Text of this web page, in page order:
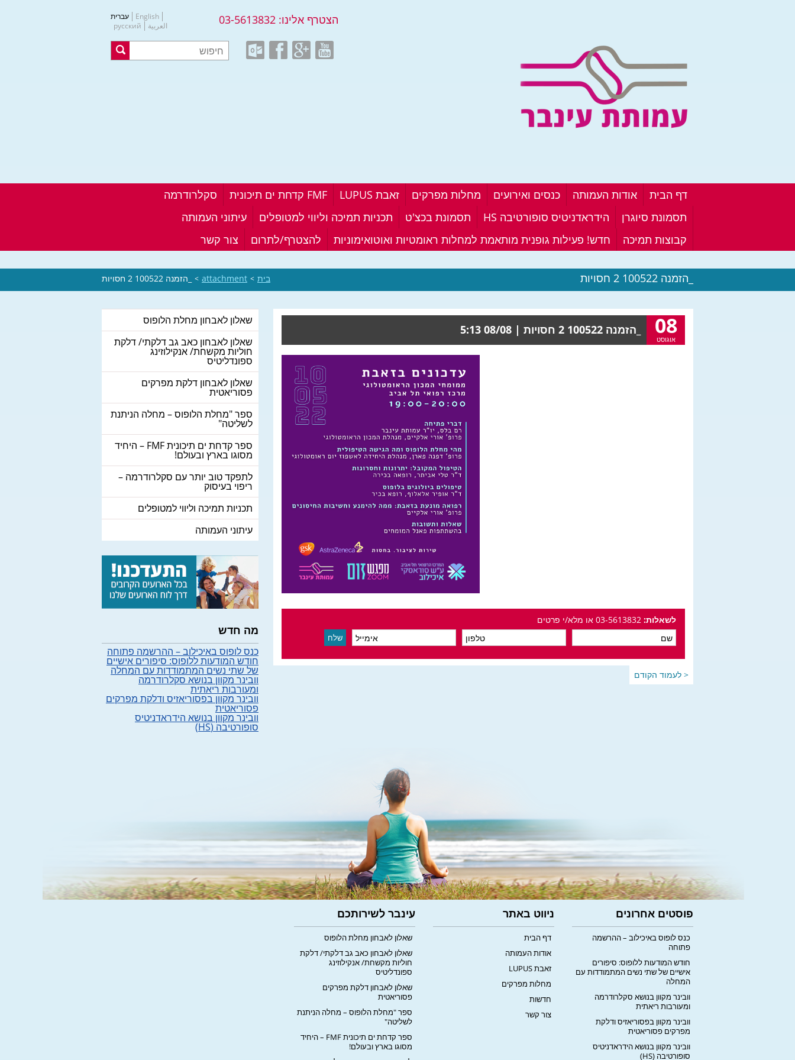
הצטרף אלינו: 03-5613832 עברית
English
русский
العربية
דף הבית אודות העמותה כנסים ואירועים מחלות מפרקים זאבת LUPUS FMF קדחת ים תיכונית
סקלרודרמה
תסמונת סיוגרן
הידראדניטיס סופורטיבה HS תסמונת בכצ'ט תכניות תמיכה וליווי למטופלים
עיתוני העמותה
קבוצות תמיכה
חדש! פעילות גופנית מותאמת למחלות ראומטיות ואוטואימוניות להצטרף/לתרום צור קשר
_הזמנה 100522 2 חסויות בית >
attachment
> _הזמנה 100522 2 חסויות
08
אוגוסט
_הזמנה 100522 2 חסויות | 08/08 5:13
לשאלות: 03-5613832 או מלא/י פרטים
< לעמוד הקודם
שאלון לאבחון מחלת הלופוס
שאלון לאבחון כאב גב דלקתי/ דלקת
חוליות מקשחת/ אנקילוזינג
ספונדליטיס
שאלון לאבחון דלקת מפרקים
פסוריאטית
ספר "מחלת הלופוס – מחלה הניתנת
לשליטה"
ספר קדחת ים תיכונית FMF – היחיד
מסוגו בארץ ובעולם!
לתפקד טוב יותר עם סקלרודרמה –
ריפוי בעיסוק
תכניות תמיכה וליווי למטופלים
עיתוני העמותה
מה חדש
כנס לופוס באיכילוב – ההרשמה פתוחה
חודש המודעות ללופוס: סיפורים אישיים
של שתי נשים המתמודדות עם המחלה
וובינר מקוון בנושא סקלרודרמה
ומעורבות ריאתית
וובינר מקוון בפסוריאזיס ודלקת מפרקים
פסוריאטית
וובינר מקוון בנושא הידראדניטיס
סופורטיבה (HS)
פוסטים אחרונים
כנס לופוס באיכילוב – ההרשמה
פתוחה
חודש המודעות ללופוס: סיפורים
אישיים של שתי נשים המתמודדות עם
המחלה
וובינר מקוון בנושא סקלרודרמה
ומעורבות ריאתית
וובינר מקוון בפסוריאזיס ודלקת
מפרקים פסוריאטית
וובינר מקוון בנושא הידראדניטיס
סופורטיבה (HS)
ניווט באתר
דף הבית
אודות העמותה
זאבת LUPUS
מחלות מפרקים
חדשות
צור קשר
עינבר לשירותכם
שאלון לאבחון מחלת הלופוס
שאלון לאבחון כאב גב דלקתי/ דלקת
חוליות מקשחת/ אנקילוזינג
ספונדליטיס
שאלון לאבחון דלקת מפרקים
פסוריאטית
ספר "מחלת הלופוס – מחלה הניתנת
לשליטה"
ספר קדחת ים תיכונית FMF – היחיד
מסוגו בארץ ובעולם!